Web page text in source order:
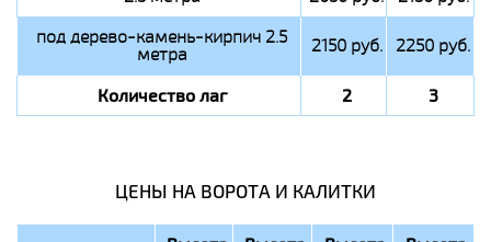
под дерево-камень-кирпич 2.5
метра 2150 руб. 2250 руб.
Количество лаг 2 3
ЦЕНЫ НА ВОРОТА И КАЛИТКИ